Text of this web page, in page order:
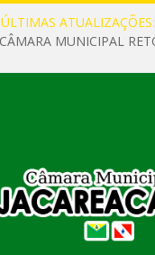
ÚLTIMAS ATUALIZAÇÕES: